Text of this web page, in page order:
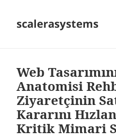
scalerasystems
Web
Anatomisi
Ziyaretçinin
Kararını
Kritik Mimari